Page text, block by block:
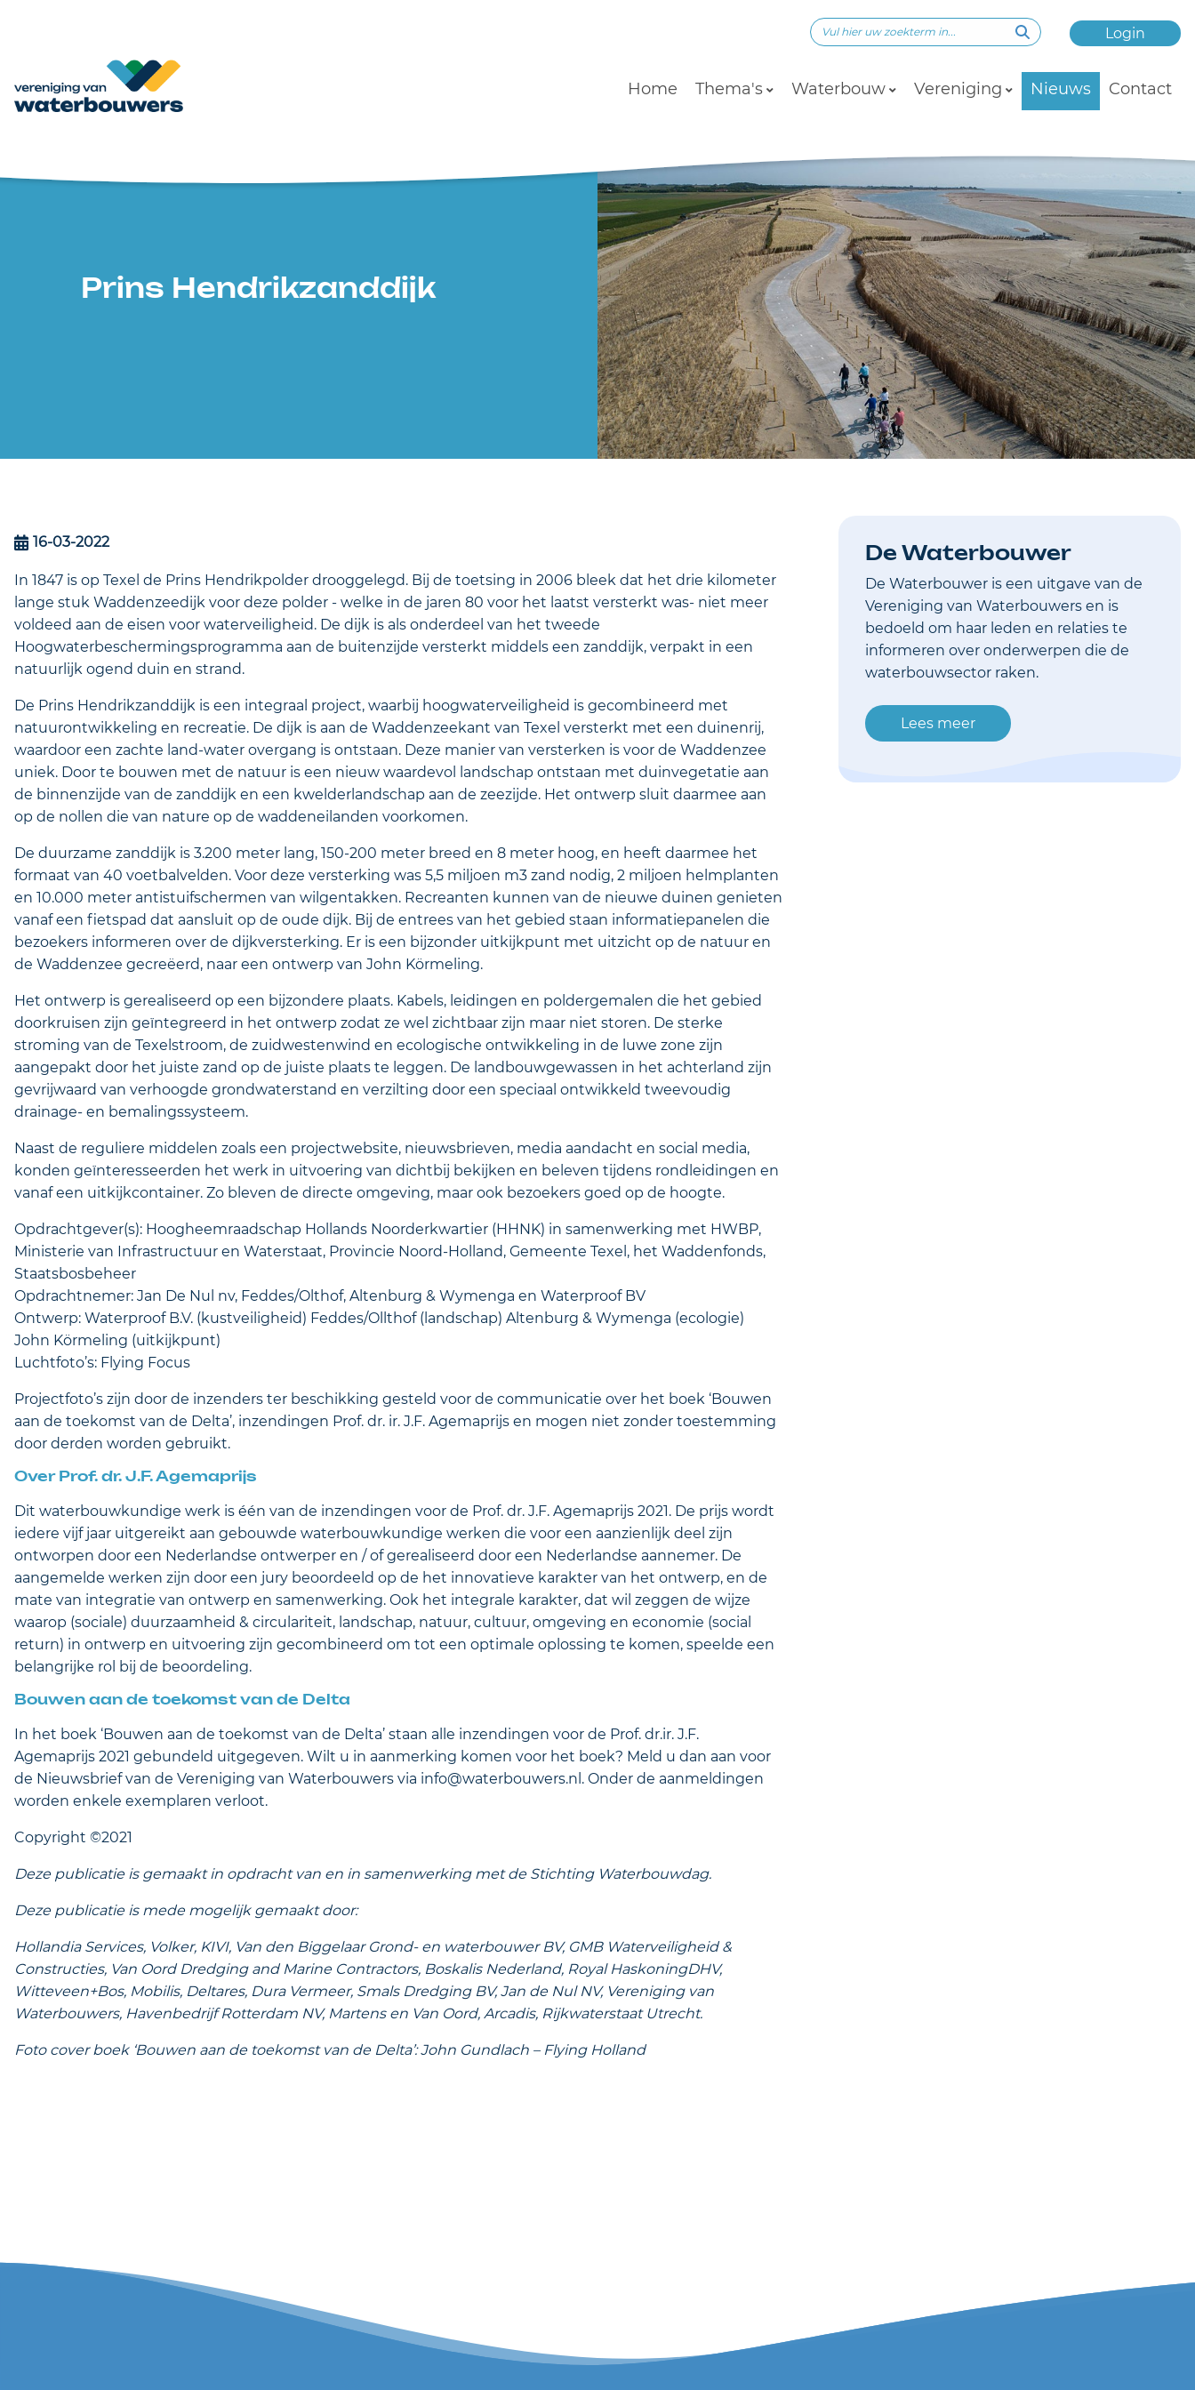
Login
Home Thema's Waterbouw Vereniging Nieuws Contact
Prins Hendrikzanddijk
16-03-2022
In 1847 is op Texel de Prins Hendrikpolder drooggelegd. Bij de toetsing in 2006 bleek dat het drie kilometer
lange stuk Waddenzeedijk voor deze polder - welke in de jaren 80 voor het laatst versterkt was- niet meer
voldeed aan de eisen voor waterveiligheid. De dijk is als onderdeel van het tweede
Hoogwaterbeschermingsprogramma aan de buitenzijde versterkt middels een zanddijk, verpakt in een
natuurlijk ogend duin en strand.
De Prins Hendrikzanddijk is een integraal project, waarbij hoogwaterveiligheid is gecombineerd met
natuurontwikkeling en recreatie. De dijk is aan de Waddenzeekant van Texel versterkt met een duinenrij,
waardoor een zachte land-water overgang is ontstaan. Deze manier van versterken is voor de Waddenzee
uniek. Door te bouwen met de natuur is een nieuw waardevol landschap ontstaan met duinvegetatie aan
de binnenzijde van de zanddijk en een kwelderlandschap aan de zeezijde. Het ontwerp sluit daarmee aan
op de nollen die van nature op de waddeneilanden voorkomen.
De duurzame zanddijk is 3.200 meter lang, 150-200 meter breed en 8 meter hoog, en heeft daarmee het
formaat van 40 voetbalvelden. Voor deze versterking was 5,5 miljoen m3 zand nodig, 2 miljoen helmplanten
en 10.000 meter antistuifschermen van wilgentakken. Recreanten kunnen van de nieuwe duinen genieten
vanaf een fietspad dat aansluit op de oude dijk. Bij de entrees van het gebied staan informatiepanelen die
bezoekers informeren over de dijkversterking. Er is een bijzonder uitkijkpunt met uitzicht op de natuur en
de Waddenzee gecreëerd, naar een ontwerp van John Körmeling.
Het ontwerp is gerealiseerd op een bijzondere plaats. Kabels, leidingen en poldergemalen die het gebied
doorkruisen zijn geïntegreerd in het ontwerp zodat ze wel zichtbaar zijn maar niet storen. De sterke
stroming van de Texelstroom, de zuidwestenwind en ecologische ontwikkeling in de luwe zone zijn
aangepakt door het juiste zand op de juiste plaats te leggen. De landbouwgewassen in het achterland zijn
gevrijwaard van verhoogde grondwaterstand en verzilting door een speciaal ontwikkeld tweevoudig
drainage- en bemalingssysteem.
Naast de reguliere middelen zoals een projectwebsite, nieuwsbrieven, media aandacht en social media,
konden geïnteresseerden het werk in uitvoering van dichtbij bekijken en beleven tijdens rondleidingen en
vanaf een uitkijkcontainer. Zo bleven de directe omgeving, maar ook bezoekers goed op de hoogte.
Opdrachtgever(s): Hoogheemraadschap Hollands Noorderkwartier (HHNK) in samenwerking met HWBP,
Ministerie van Infrastructuur en Waterstaat, Provincie Noord-Holland, Gemeente Texel, het Waddenfonds,
Staatsbosbeheer
Opdrachtnemer: Jan De Nul nv, Feddes/Olthof, Altenburg & Wymenga en Waterproof BV
Ontwerp: Waterproof B.V. (kustveiligheid) Feddes/Ollthof (landschap) Altenburg & Wymenga (ecologie)
John Körmeling (uitkijkpunt)
Luchtfoto’s: Flying Focus
Projectfoto’s zijn door de inzenders ter beschikking gesteld voor de communicatie over het boek ‘Bouwen
aan de toekomst van de Delta’, inzendingen Prof. dr. ir. J.F. Agemaprijs en mogen niet zonder toestemming
door derden worden gebruikt.
Over Prof. dr. J.F. Agemaprijs
Dit waterbouwkundige werk is één van de inzendingen voor de Prof. dr. J.F. Agemaprijs 2021. De prijs wordt
iedere vijf jaar uitgereikt aan gebouwde waterbouwkundige werken die voor een aanzienlijk deel zijn
ontworpen door een Nederlandse ontwerper en / of gerealiseerd door een Nederlandse aannemer. De
aangemelde werken zijn door een jury beoordeeld op de het innovatieve karakter van het ontwerp, en de
mate van integratie van ontwerp en samenwerking. Ook het integrale karakter, dat wil zeggen de wijze
waarop (sociale) duurzaamheid & circulariteit, landschap, natuur, cultuur, omgeving en economie (social
return) in ontwerp en uitvoering zijn gecombineerd om tot een optimale oplossing te komen, speelde een
belangrijke rol bij de beoordeling.
Bouwen aan de toekomst van de Delta
In het boek ‘Bouwen aan de toekomst van de Delta’ staan alle inzendingen voor de Prof. dr.ir. J.F.
Agemaprijs 2021 gebundeld uitgegeven. Wilt u in aanmerking komen voor het boek? Meld u dan aan voor
de Nieuwsbrief van de Vereniging van Waterbouwers via info@waterbouwers.nl. Onder de aanmeldingen
worden enkele exemplaren verloot.
Copyright ©2021
Deze publicatie is gemaakt in opdracht van en in samenwerking met de Stichting Waterbouwdag.
Deze publicatie is mede mogelijk gemaakt door:
Hollandia Services, Volker, KIVI, Van den Biggelaar Grond- en waterbouwer BV, GMB Waterveiligheid &
Constructies, Van Oord Dredging and Marine Contractors, Boskalis Nederland, Royal HaskoningDHV,
Witteveen+Bos, Mobilis, Deltares, Dura Vermeer, Smals Dredging BV, Jan de Nul NV, Vereniging van
Waterbouwers, Havenbedrijf Rotterdam NV, Martens en Van Oord, Arcadis, Rijkwaterstaat Utrecht.
Foto cover boek ‘Bouwen aan de toekomst van de Delta’: John Gundlach – Flying Holland
De Waterbouwer
De Waterbouwer is een uitgave van de
Vereniging van Waterbouwers en is
bedoeld om haar leden en relaties te
informeren over onderwerpen die de
waterbouwsector raken.
Lees meer